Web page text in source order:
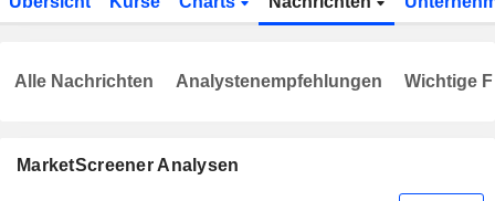
MarketScreener Analysen
Alle Nachrichten Analystenempfehlungen Wichtige